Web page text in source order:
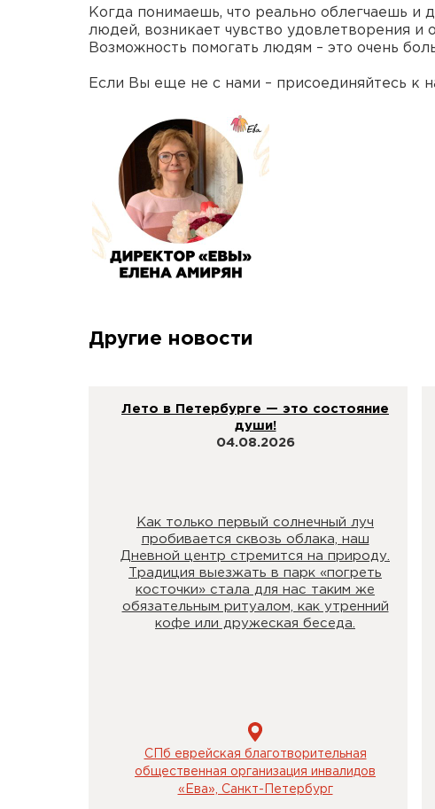
Когда понимаешь, что реально облегчаешь
людей, возникает чувство удовлетворения и
Возможность помогать людям – это очень
Если Вы еще не с нами – присоединяйтесь к
Другие новости
Лето в Петербурге — это состояние
души!
04.08.2026
Как только первый солнечный луч
пробивается сквозь облака, наш
Дневной центр стремится на природу.
Традиция выезжать в парк «погреть
косточки» стала для нас таким же
обязательным ритуалом, как утренний
кофе или дружеская беседа.
СПб еврейская благотворительная
общественная организация инвалидов
«Ева», Санкт-Петербург